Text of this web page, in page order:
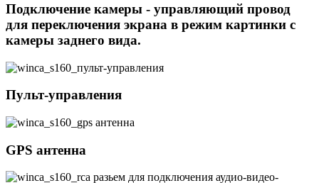
Подключение камеры - управляющий провод
для переключения экрана в режим картинки с
камеры заднего вида.
Пульт-управления
GPS антенна